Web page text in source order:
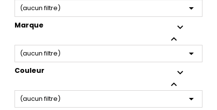
(aucun filtre) 
Marque


(aucun filtre) 
Couleur


(aucun filtre) 